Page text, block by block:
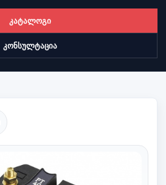
კატალოგი
კონსულტაცია